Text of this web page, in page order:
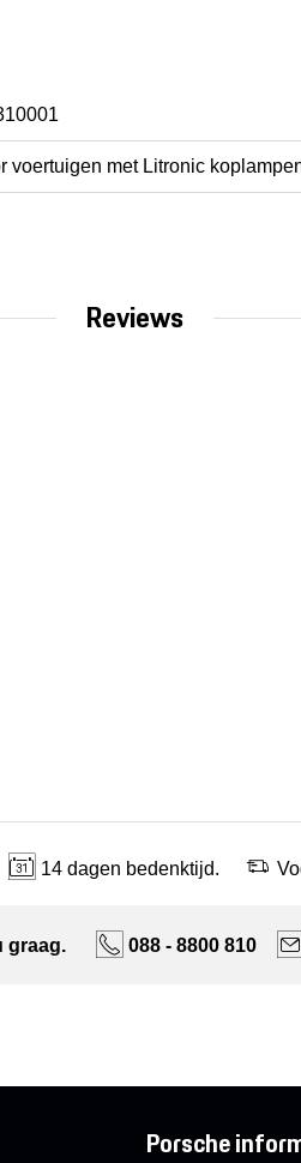
voertuigen met Litronic
Reviews
14 dagen bedenktijd.
graag. 088 - 8800 810
Porsche